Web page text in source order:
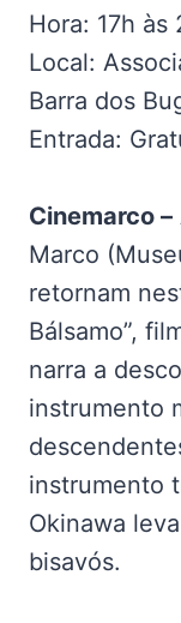
Hora: 17h às
Local:
Barra dos
Entrada:
Cinemarco –
Marco
retornam
Bálsamo”,
narra a
instrumento
instrumento
Okinawa
bisavós.